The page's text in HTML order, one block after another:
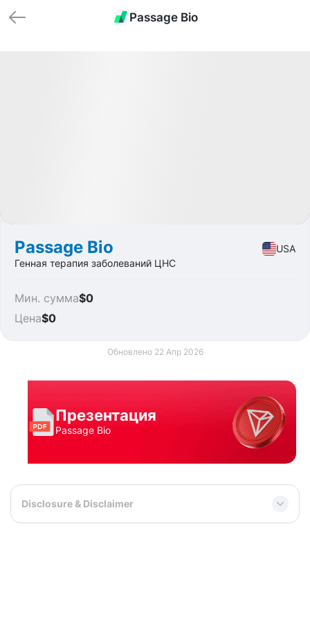
Passage Bio
Passage Bio
USA
Генная терапия заболеваний ЦНС
$0
Цена
$0
Мин. сумма
Обновлено 22 Апр 2026
Презентация
Passage Bio
Disclosure & Disclaimer